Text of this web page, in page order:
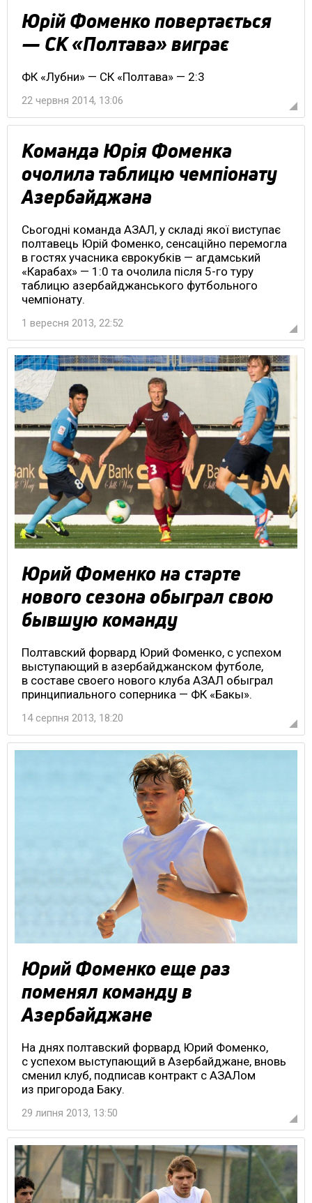
Юрій Фоменко повертається
— СК «Полтава» виграє
ФК «Лубни» — СК «Полтава» — 2:3
22 червня 2014, 13:06
Команда Юрія Фоменка
очолила таблицю чемпіонату
Азербайджана
Сьогодні команда АЗАЛ, у складі якої виступає
полтавець Юрій Фоменко, сенсаційно перемогла
в гостях учасника єврокубків — агдамський
«Карабах» — 1:0 та очолила після 5-го туру
таблицю азербайджанського футбольного
чемпіонату.
1 вересня 2013, 22:52
Юрий Фоменко на старте
нового сезона обыграл свою
бывшую команду
Полтавский форвард Юрий Фоменко, с успехом
выступающий в азербайджанском футболе,
в составе своего нового клуба АЗАЛ обыграл
принципиального соперника — ФК «Бакы».
14 серпня 2013, 18:20
Юрий Фоменко еще раз
поменял команду в
Азербайджане
На днях полтавский форвард Юрий Фоменко,
с успехом выступающий в Азербайджане, вновь
сменил клуб, подписав контракт с АЗАЛом
из пригорода Баку.
29 липня 2013, 13:50